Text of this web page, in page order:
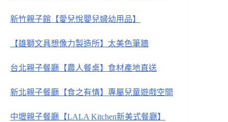
新竹親子館【愛兒悅嬰兒婦幼用品】
【雄獅文具想像力製造所】太美色筆牆
台北親子餐廳【農人餐桌】食材產地直送
新北親子餐廳【食之有情】專屬兒童遊戲空間
中壢親子餐廳【LALA Kitchen新美式餐廳】